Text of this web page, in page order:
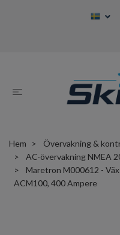
Hem Övervakning &
AC-övervakning NMEA
Maretron M000612 -
ACM100, 400 Ampere